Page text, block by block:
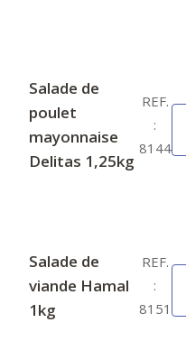
Salade de
poulet
mayonnaise
Delitas 1,25kg
REF.
:
8144
Salade de
viande Hamal
1kg
REF.
:
8151